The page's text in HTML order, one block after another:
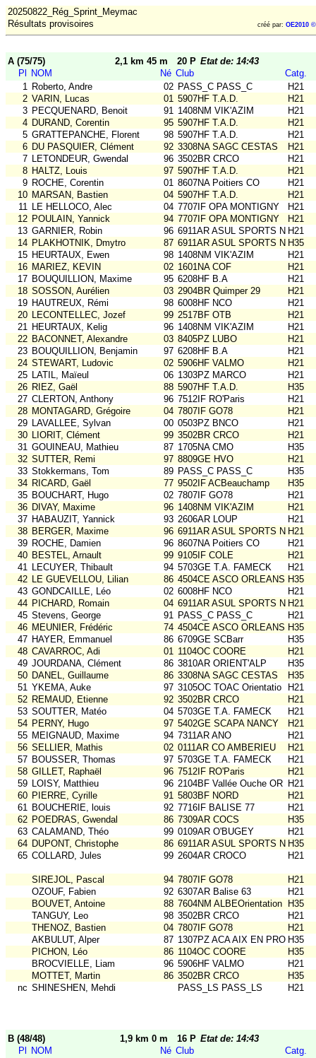
20250822_Rég_Sprint_Meymac
Résultats provisoires
créé par: OE2010
A (75/75) 2,1 km 45 m 20 P Etat de: 14:43
Pl
NOM Né Club
Catg.
1 Roberto, Andre 02 PASS_C PASS_C
H21
2 VARIN, Lucas 01 5907HF T.A.D.
H21
3 PECQUENARD, Benoit 91 1408NM VIK'AZIM
H21
4 DURAND, Corentin 95 5907HF T.A.D.
H21
5 GRATTEPANCHE, Florent 98 5907HF T.A.D.
H21
6 DU PASQUIER, Clément 92 3308NA SAGC CESTAS
H21
7 LETONDEUR, Gwendal 96 3502BR CRCO
H21
8 HALTZ, Louis 97 5907HF T.A.D.
H21
9 ROCHE, Corentin 01 8607NA Poitiers CO
H21
10 MARSAN, Bastien 04 5907HF T.A.D.
H21
11 LE HELLOCO, Alec 04 7707IF OPA MONTIGNY
H21
12 POULAIN, Yannick 94 7707IF OPA MONTIGNY
H21
13 GARNIER, Robin 96 6911AR ASUL SPORTS NATH21
14 PLAKHOTNIK, Dmytro 87 6911AR ASUL SPORTS NATH35
15 HEURTAUX, Ewen 98 1408NM VIK'AZIM
H21
16 MARIEZ, KEVIN 02 1601NA COF
H21
17 BOUQUILLION, Maxime 95 6208HF B.A
H21
18 SOSSON, Aurélien 03 2904BR Quimper 29
H21
19 HAUTREUX, Rémi 98 6008HF NCO
H21
20 LECONTELLEC, Jozef 99 2517BF OTB
H21
21 HEURTAUX, Kelig 96 1408NM VIK'AZIM
H21
22 BACONNET, Alexandre 03 8405PZ LUBO
H21
23 BOUQUILLION, Benjamin 97 6208HF B.A
H21
24 STEWART, Ludovic 02 5906HF VALMO
H21
25 LATIL, Maïeul 06 1303PZ MARCO
H21
26 RIEZ, Gaël 88 5907HF T.A.D.
H35
27 CLERTON, Anthony 96 7512IF RO'Paris
H21
28 MONTAGARD, Grégoire 04 7807IF GO78
H21
29 LAVALLEE, Sylvan 00 0503PZ BNCO
H21
30 LIORIT, Clément 99 3502BR CRCO
H21
31 GOUINEAU, Mathieu 87 1705NA CMO
H35
32 SUTTER, Remi 97 8809GE HVO
H21
33 Stokkermans, Tom 89 PASS_C PASS_C
H35
34 RICARD, Gaël 77 9502IF ACBeauchamp
H35
35 BOUCHART, Hugo 02 7807IF GO78
H21
36 DIVAY, Maxime 96 1408NM VIK'AZIM
H21
37 HABAUZIT, Yannick 93 2606AR LOUP
H21
38 BERGER, Maxime 96 6911AR ASUL SPORTS NATH21
39 ROCHE, Damien 96 8607NA Poitiers CO
H21
40 BESTEL, Arnault 99 9105IF COLE
H21
41 LECUYER, Thibault 94 5703GE T.A. FAMECK
H21
42 LE GUEVELLOU, Lilian 86 4504CE ASCO ORLEANS H35
43 GONDCAILLE, Léo 02 6008HF NCO
H21
44 PICHARD, Romain 04 6911AR ASUL SPORTS NATH21
45 Stevens, George 91 PASS_C PASS_C
H21
46 MEUNIER, Frédéric 74 4504CE ASCO ORLEANS H35
47 HAYER, Emmanuel 86 6709GE SCBarr
H35
48 CAVARROC, Adi 01 1104OC COORE
H21
49 JOURDANA, Clément 86 3810AR ORIENT'ALP
H35
50 DANEL, Guillaume 86 3308NA SAGC CESTAS
H35
51 YKEMA, Auke 97 3105OC TOAC Orientatio
H21
52 REMAUD, Etienne 92 3502BR CRCO
H21
53 SOUTTER, Matéo 04 5703GE T.A. FAMECK
H21
54 PERNY, Hugo 97 5402GE SCAPA NANCY
H21
55 MEIGNAUD, Maxime 94 7311AR ANO
H21
56 SELLIER, Mathis 02 0111AR CO AMBERIEU
H21
57 BOUSSER, Thomas 97 5703GE T.A. FAMECK
H21
58 GILLET, Raphaël 96 7512IF RO'Paris
H21
59 LOISY, Matthieu 96 2104BF Vallée Ouche OR H21
60 PIERRE, Cyrille 91 5803BF NORD
H21
61 BOUCHERIE, louis 92 7716IF BALISE 77
H21
62 POEDRAS, Gwendal 86 7309AR COCS
H35
63 CALAMAND, Théo 99 0109AR O'BUGEY
H21
64 DUPONT, Christophe 86 6911AR ASUL SPORTS NATH35
65 COLLARD, Jules 99 2604AR CROCO H21
SIREJOL, Pascal 94 7807IF GO78
H21
OZOUF, Fabien
92 6307AR Balise 63
H21
BOUVET, Antoine
88 7604NM ALBEOrientation
H35
TANGUY, Leo
98 3502BR CRCO
H21
THENOZ, Bastien
04 7807IF GO78
H21
AKBULUT, Alper
87 1307PZ ACA AIX EN PROVH35
PICHON, Léo
86 1104OC COORE
H35
BROCVIELLE, Liam
96 5906HF VALMO
H21
MOTTET, Martin
86 3502BR CRCO
H35
nc SHINESHEN, Mehdi PASS_LS PASS_LS H21
B (48/48) 1,9 km 0 m 16 P Etat de: 14:43
Pl
NOM Né Club
Catg.